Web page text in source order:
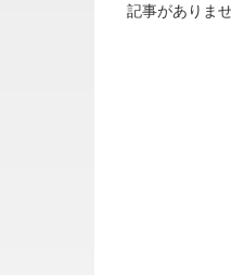
記事がありませ